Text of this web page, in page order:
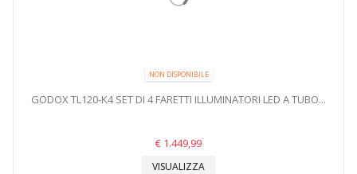
NON DISPONIBILE
GODOX TL120-K4 SET DI 4 FARETTI ILLUMINATORI LED A TUBO...
€ 1.449,99
VISUALIZZA